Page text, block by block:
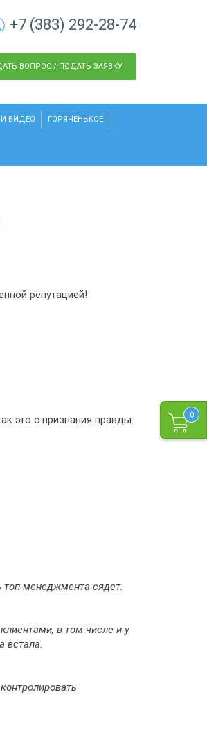
0
+7 (383) 292-28-74
ВОПРОС / ПОДАТЬ ЗАЯВКУ
ВИДЕО ГОРЯЧЕНЬКОЕ
репутацией!
это с признания правды.
топ-менеджмента сядет.
в том числе и у
встала.